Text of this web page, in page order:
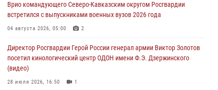
08 августа 2026, 07:00
В Москве росгвардейцы оказали помощь медикам и девушке с
08 августа 2026, 06:32 1
Врио командующего Северо-Кавказским округом Росгвардии
встретился с выпускниками военных вузов 2026 года
04 августа 2026, 05:00 2
Директор Росгвардии Герой России генерал армии Виктор Золотов
посетил кинологический центр ОДОН имени Ф.Э. Дзержинского
(видео)
28 июля 2026, 16:50 1